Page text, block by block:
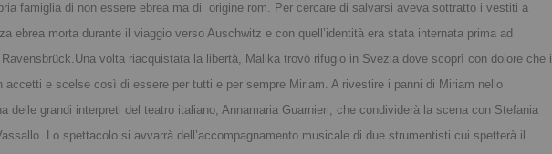
famiglia di non essere ebrea ma di origine rom. Per cercare di salvarsi aveva sottratto i vestiti a
ebrea morta durante il viaggio verso Auschwitz e con quell’identità era stata internata prima ad
volta riacquistata la libertà, Malika trovò rifugio in Svezia dove scoprì con dolore che i
accetti e scelse così di essere per tutti e per sempre Miriam. A rivestire i panni di Miriam nello
delle grandi interpreti del teatro italiano, Annamaria Guarnieri, che condividerà la scena con Stefania
Lo spettacolo si avvarrà dell’accompagnamento musicale di due strumentisti cui spetterà il